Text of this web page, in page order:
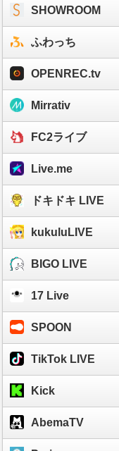
SHOWROOM
ふわっち
OPENREC.tv
Mirrativ
FC2ライブ
Live.me
ドキドキ LIVE
kukuluLIVE
BIGO LIVE
17 Live
SPOON
TikTok LIVE
Kick
AbemaTV